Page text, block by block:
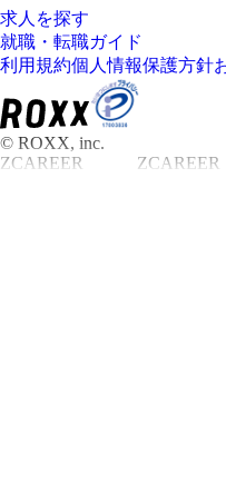
求人を探す
就職・転職ガイド
利用規約個人情報保護方針
© ROXX, inc.
ZCAREER
ZCAREER